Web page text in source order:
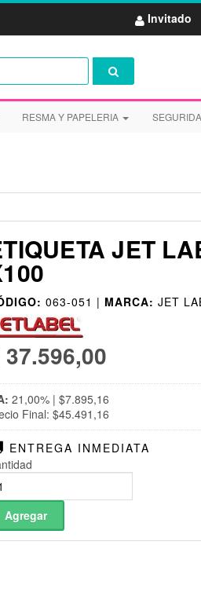
Invitado
RESMA Y PAPELERIA
JET
063-051 | MARCA: JET
37.596,00
21,00% | $7.895,16
Final: $45.491,16
ENTREGA INMEDIATA